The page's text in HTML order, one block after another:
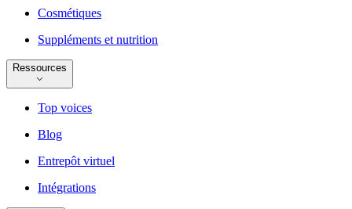
Cosmétiques
Suppléments et nutrition
Ressources
Top voices
Blog
Entrepôt virtuel
Intégrations